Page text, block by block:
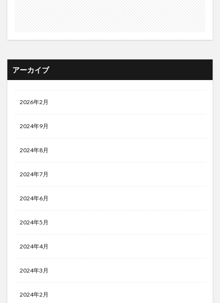
アーカイブ
2026年2月
2024年9月
2024年8月
2024年7月
2024年6月
2024年5月
2024年4月
2024年3月
2024年2月